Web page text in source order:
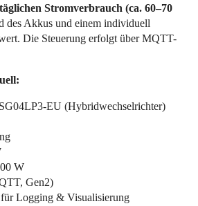
täglichen Stromverbrauch (ca. 60–70
des Akkus und einem individuell
Die Steuerung erfolgt über MQTT-
EU (Hybridwechselrichter)
W
Gen2)
Logging & Visualisierung